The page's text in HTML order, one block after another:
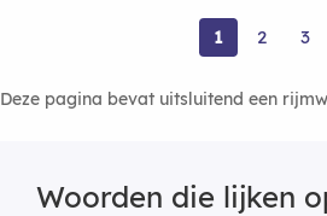
1 2 3
Deze pagina bevat uitsluitend een
Woorden die lijken